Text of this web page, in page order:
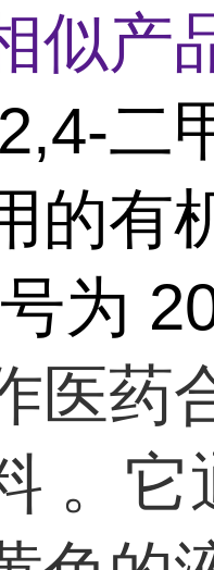
似产
2,4-二
的有
为
医药
。